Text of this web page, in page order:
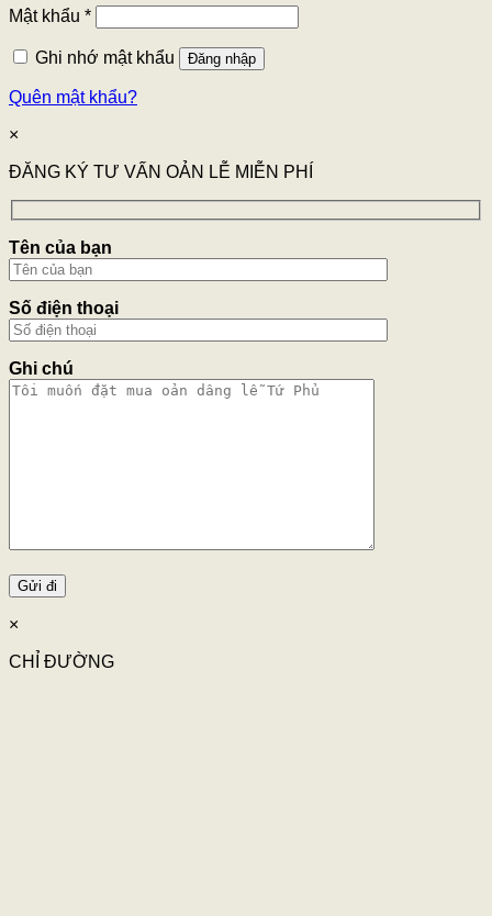
Mật khẩu *
Ghi nhớ mật khẩu Đăng nhập
Quên mật khẩu?
×
ĐĂNG KÝ TƯ VẤN OẢN LỄ MIỄN PHÍ
Tên của bạn
Số điện thoại
Ghi chú
×
CHỈ ĐƯỜNG